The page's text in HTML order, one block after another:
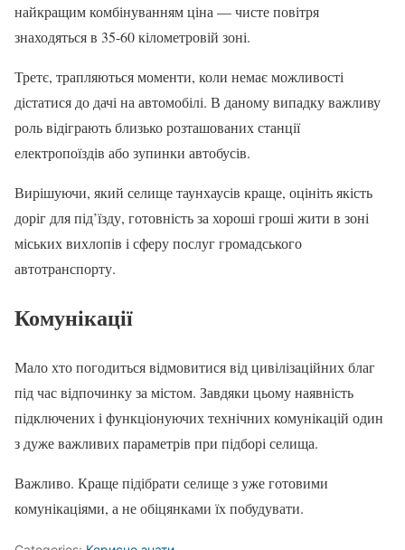
найкращим комбінуванням ціна — чисте повітря
знаходяться в 35-60 кілометровій зоні.
Третє, трапляються моменти, коли немає можливості
дістатися до дачі на автомобілі. В даному випадку важливу
роль відіграють близько розташованих станції
електропоїздів або зупинки автобусів.
Вирішуючи, який селище таунхаусів краще, оцініть якість
доріг для під’їзду, готовність за хороші гроші жити в зоні
міських вихлопів і сферу послуг громадського
автотранспорту.
Комунікації
Мало хто погодиться відмовитися від цивілізаційних благ
під час відпочинку за містом. Завдяки цьому наявність
підключених і функціонуючих технічних комунікацій один
з дуже важливих параметрів при підборі селища.
Важливо. Краще підібрати селище з уже готовими
комунікаціями, а не обіцянками їх побудувати.